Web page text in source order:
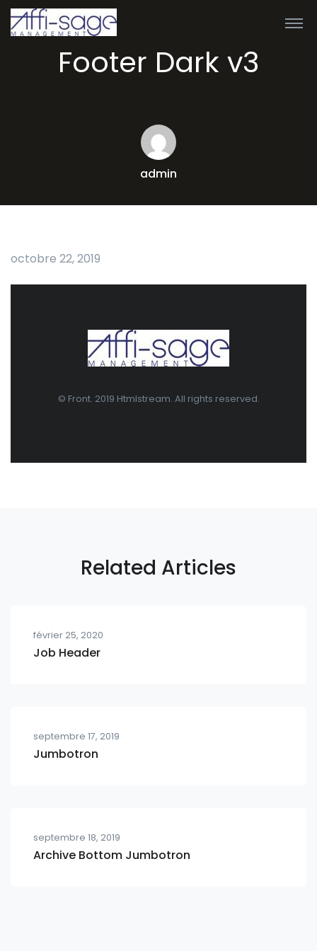
Footer Dark v3
admin
octobre 22, 2019
© Front. 2019 Htmlstream. All rights reserved.
Related Articles
février 25, 2020
Job Header
septembre 17, 2019
Jumbotron
septembre 18, 2019
Archive Bottom Jumbotron